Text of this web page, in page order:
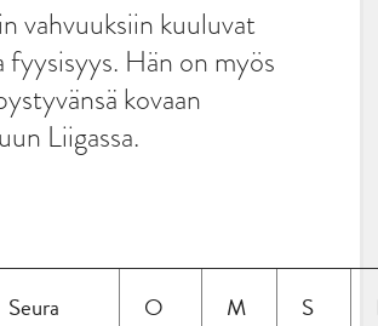
vahvuuksiin kuuluvat
fyysisyys. Hän on myös
kovaan
Liigassa.
Seura O M S